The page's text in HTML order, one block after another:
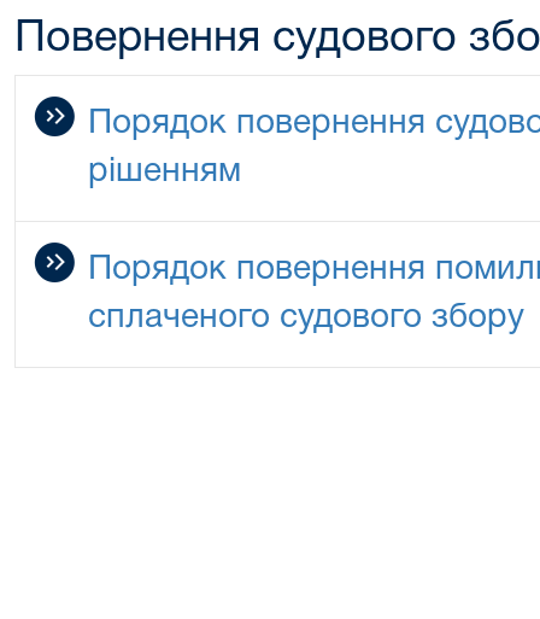
Повернення судового
Порядок повернення
рішенням
Порядок повернення
сплаченого судового збору